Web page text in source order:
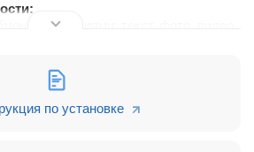
сообщениями: текст, фото, видео,
через QR-код
диалогов в Битрикс24
реакций (из Telegram в
по установке